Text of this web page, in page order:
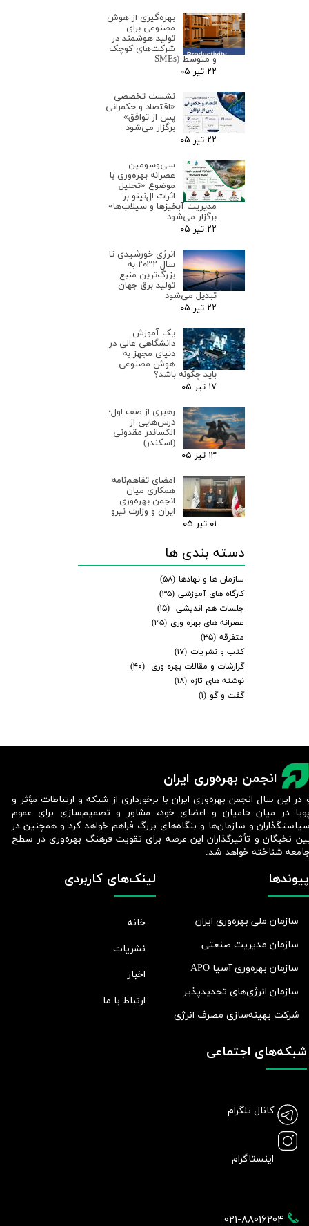
بهره‌گیری از هوش
مصنوعی برای
تولید هوشمند در
شرکت‌های کوچک
و متوسط (SMEs
۲۲ تیر ۰۵
نشست تخصصی
«اقتصاد و حکمرانی
پس از توافق»
برگزار می‌شود
۲۲ تیر ۰۵
سی‌وسومین
عصرانه بهره‌وری با
موضوع «تحلیل
اثرات ال‌نینو بر
مدیریت آبخیزها و سیلاب‌ها»
برگزار می‌شود
۲۲ تیر ۰۵
انرژی خورشیدی تا
سال ۲۰۳۲ به
بزرگ‌ترین منبع
تولید برق جهان
تبدیل می‌شود
۲۲ تیر ۰۵
یک آموزش
دانشگاهی عالی در
دنیای مجهز به
هوش مصنوعی
باید چگونه باشد؟
۱۷ تیر ۰۵
رهبری از صف اول؛
درس‌هایی از
الکساندر مقدونی
(اسکندر)
۱۳ تیر ۰۵
امضای تفاهم‌نامه
همکاری میان
انجمن بهره‌وری
ایران و وزارت نیرو
۰۱ تیر ۰۵
دسته بندی ها
سازمان ها و نهادها (۵۸)
کارگاه های آموزشی (۳۵)
جلسات هم اندیشی (۱۵)
عصرانه های بهره وری (۳۵)
متفرقه (۳۵)
کتب و نشریات (۱۷)
گزارشات و مقالات بهره وری
(۴۰)
نوشته های تازه (۱۸)
گفت و گو (۱)
انجمن بهره‌وری ایران
021-88016204
لینک‌های کاربردی
خانه
نشریات
اخبار
ارتباط با ما
پیوندها
سازمان ملی بهره‌وری ایران
سازمان مدیریت صنعتی
سازمان بهره‌وری آسیا APO
سازمان انرژی‌های تجدیدپذیر
شرکت بهينه‌سازی مصرف انرژی
شبکه‌های اجتماعی
کانال تلگرام
اینستاگرام
در این سال انجمن بهره‌وری ایران با برخورداری از شبکه و ارتباطات مؤثر و
در میان حامیان و اعضای خود، مشاور و تصمیم‌سازی برای عموم
و سازمان‌ها و بنگاه‌های بزرگ فراهم خواهد کرد و همچنین در
نخبگان و تأثیرگذاران این عرصه برای تقویت فرهنگ بهره‌وری در سطح
شناخته خواهد شد.​​​​​​​